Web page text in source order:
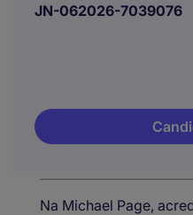
JN-062026-7039076
Na Michael Page,